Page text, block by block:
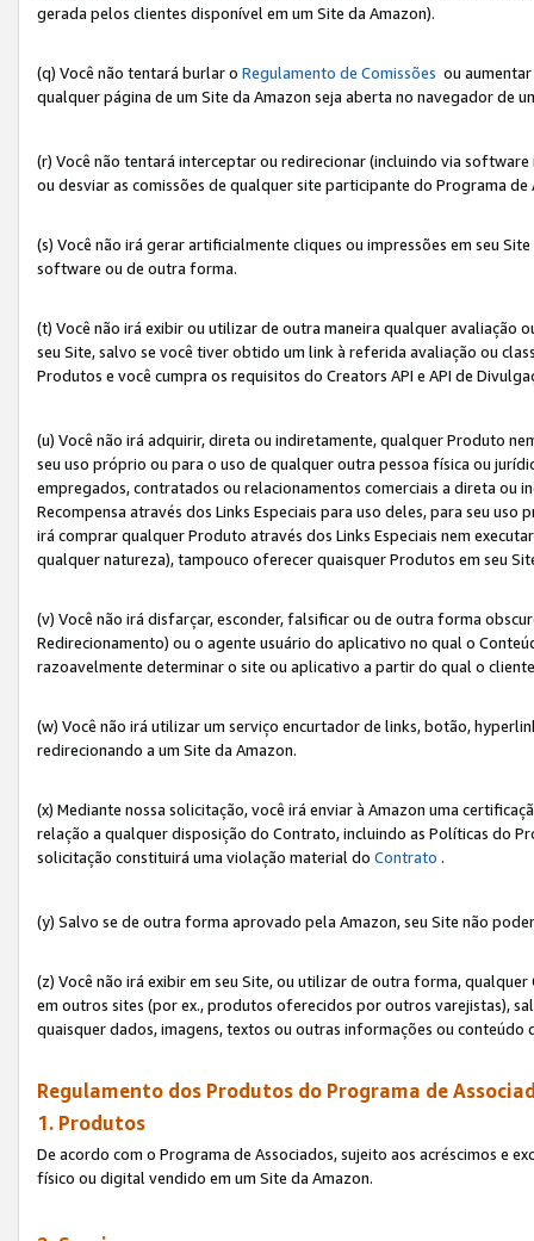
gerada pelos clientes disponível em um Site da Amazon).
(q) Você não tentará burlar o Regulamento de Comissões ou
qualquer página de um Site da Amazon seja aberta no navegador de
(r) Você não tentará interceptar ou redirecionar (incluindo via
ou desviar as comissões de qualquer site participante do Programa de
(s) Você não irá gerar artificialmente cliques ou impressões em seu
software ou de outra forma.
(t) Você não irá exibir ou utilizar de outra maneira qualquer avaliação
seu Site, salvo se você tiver obtido um link à referida avaliação ou
Produtos e você cumpra os requisitos do Creators API e API de
(u) Você não irá adquirir, direta ou indiretamente, qualquer Produto
seu uso próprio ou para o uso de qualquer outra pessoa física ou
empregados, contratados ou relacionamentos comerciais a direta ou
Recompensa através dos Links Especiais para uso deles, para seu
irá comprar qualquer Produto através dos Links Especiais nem
qualquer natureza), tampouco oferecer quaisquer Produtos em seu
(v) Você não irá disfarçar, esconder, falsificar ou de outra forma
Redirecionamento) ou o agente usuário do aplicativo no qual o
razoavelmente determinar o site ou aplicativo a partir do qual o
(w) Você não irá utilizar um serviço encurtador de links, botão,
redirecionando a um Site da Amazon.
(x) Mediante nossa solicitação, você irá enviar à Amazon uma
relação a qualquer disposição do Contrato, incluindo as Políticas do
solicitação constituirá uma violação material do Contrato .
(y) Salvo se de outra forma aprovado pela Amazon, seu Site não
(z) Você não irá exibir em seu Site, ou utilizar de outra forma,
em outros sites (por ex., produtos oferecidos por outros varejistas),
quaisquer dados, imagens, textos ou outras informações ou
Regulamento dos Produtos do Programa de
1. Produtos
De acordo com o Programa de Associados, sujeito aos acréscimos e
físico ou digital vendido em um Site da Amazon.